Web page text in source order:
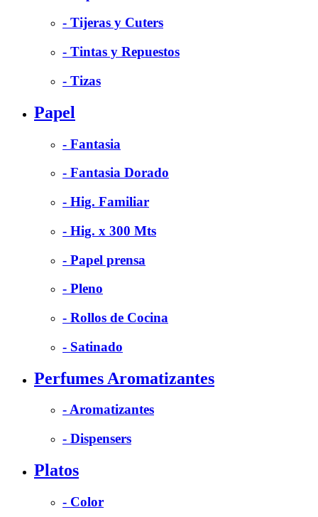
- Tijeras y Cuters
- Tintas y Repuestos
- Tizas
Papel
- Fantasia
- Fantasia Dorado
- Hig. Familiar
- Hig. x 300 Mts
- Papel prensa
- Pleno
- Rollos de Cocina
- Satinado
Perfumes Aromatizantes
- Aromatizantes
- Dispensers
Platos
- Color